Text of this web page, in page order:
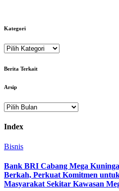
Kategori
Kategori
Berita Terkait
Arsip
Arsip
Index
Bisnis
Bank BRI Cabang Mega
Berkah, Perkuat Komitmen
Masyarakat Sekitar Kawasan